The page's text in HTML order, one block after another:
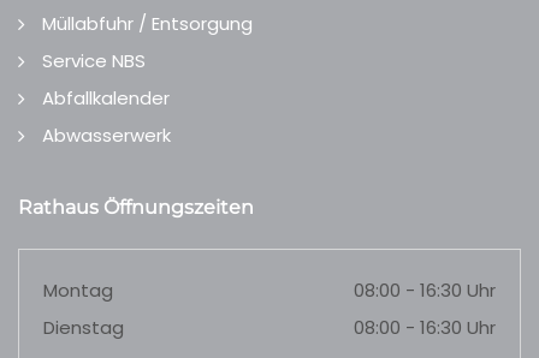
Müllabfuhr / Entsorgung
Service NBS
Abfallkalender
Abwasserwerk
Rathaus Öffnungszeiten
Montag
08:00 - 16:30 Uhr
Dienstag
08:00 - 16:30 Uhr